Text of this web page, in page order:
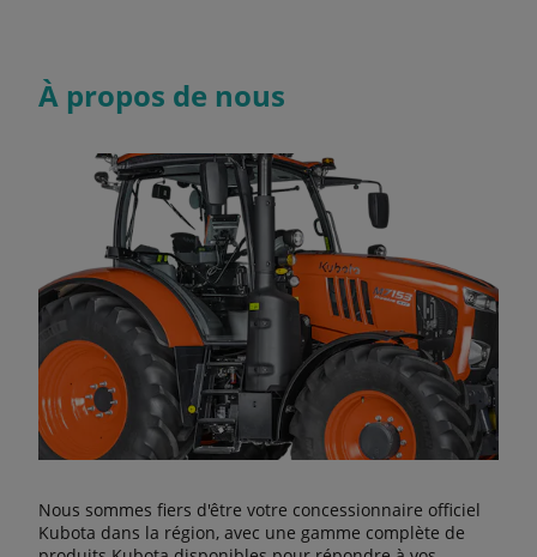
À propos de nous
Nous sommes fiers d'être votre concessionnaire officiel
Kubota dans la région, avec une gamme complète de